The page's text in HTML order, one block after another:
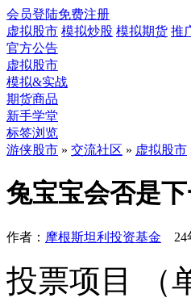
会员登陆免费注册
虚拟股市 模拟炒股 模拟期货 推
官方公告
虚拟股市
模拟&实战
期货商品
新手学堂
标签浏览
游侠股市 » 交流社区 » 虚拟股市
兔宝宝会否是
作者： 摩根斯坦利投资基金 24
投票项目 （